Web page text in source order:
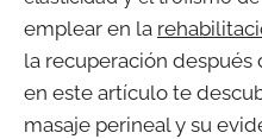
emplear en la
la recuperación después
en este artículo te
masaje perineal y su